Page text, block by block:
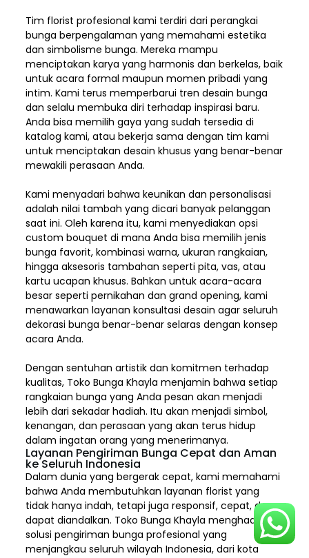
Tim florist profesional kami terdiri dari perangkai
bunga berpengalaman yang memahami estetika
dan simbolisme bunga. Mereka mampu
menciptakan karya yang harmonis dan berkelas, baik
untuk acara formal maupun momen pribadi yang
intim. Kami terus memperbarui tren desain bunga
dan selalu membuka diri terhadap inspirasi baru.
Anda bisa memilih gaya yang sudah tersedia di
katalog kami, atau bekerja sama dengan tim kami
untuk menciptakan desain khusus yang benar-benar
mewakili perasaan Anda.
Kami menyadari bahwa keunikan dan personalisasi
adalah nilai tambah yang dicari banyak pelanggan
saat ini. Oleh karena itu, kami menyediakan opsi
custom bouquet di mana Anda bisa memilih jenis
bunga favorit, kombinasi warna, ukuran rangkaian,
hingga aksesoris tambahan seperti pita, vas, atau
kartu ucapan khusus. Bahkan untuk acara-acara
besar seperti pernikahan dan grand opening, kami
menawarkan layanan konsultasi desain agar seluruh
dekorasi bunga benar-benar selaras dengan konsep
acara Anda.
Dengan sentuhan artistik dan komitmen terhadap
kualitas, Toko Bunga Khayla menjamin bahwa setiap
rangkaian bunga yang Anda pesan akan menjadi
lebih dari sekadar hadiah. Itu akan menjadi simbol,
kenangan, dan perasaan yang akan terus hidup
dalam ingatan orang yang menerimanya.
Layanan Pengiriman Bunga Cepat dan Aman
ke Seluruh Indonesia
Dalam dunia yang bergerak cepat, kami memahami
bahwa Anda membutuhkan layanan florist yang
tidak hanya indah, tetapi juga responsif, cepat, dan
dapat diandalkan. Toko Bunga Khayla menghadirkan
solusi pengiriman bunga profesional yang
menjangkau seluruh wilayah Indonesia,dari kota